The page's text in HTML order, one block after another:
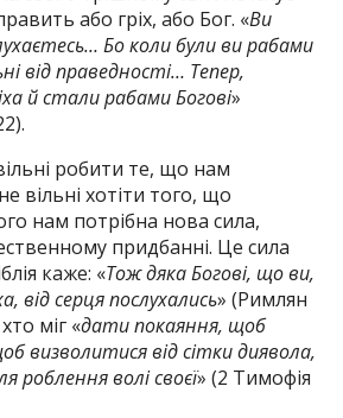
або гріх, або Бог. «Ви
Бо коли були ви рабами
від праведності… Тепер,
й стали рабами Богові»
робити те, що нам
вільні хотіти того, що
нам потрібна нова сила,
придбанні. Це сила
каже: «Тож дяка Богові, що ви,
від серця послухались» (Римлян
міг «дати покаяння, щоб
визволитися від сітки диявола,
роблення волі своєї» (2 Тимофія